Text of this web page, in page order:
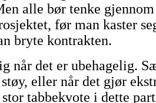
alle bør tenke
før man kaster
bryte kontrakten.
når det er ubehagelig.
eller når det gjør
tabbekvote i dette